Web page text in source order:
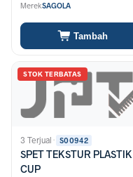
MerekSAGOLA
Tambah
STOK TERBATAS
3 Terjual· S00942
SPET TEKSTUR PLASTIK
CUP